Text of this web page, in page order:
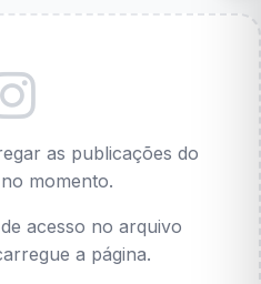
as publicações do
momento.
acesso no arquivo
a página.